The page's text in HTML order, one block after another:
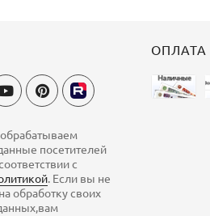
посетителей
с
. Если вы не
обработку своих
ОПЛАТА